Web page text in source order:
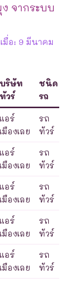
จากระบบ
มื่อ: 9 มีนาคม
บริษัท
ทัวร์
ชนิด
รถ
แอร์
เมืองเลย
รถ
ทัวร์
แอร์
เมืองเลย
รถ
ทัวร์
แอร์
เมืองเลย
รถ
ทัวร์
แอร์
เมืองเลย
รถ
ทัวร์
แอร์
เมืองเลย
รถ
ทัวร์